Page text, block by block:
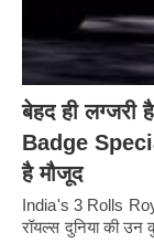
बेहद ही
Badge
है मौजूद
India's 3 Rolls
रॉयल्स दुनिया की